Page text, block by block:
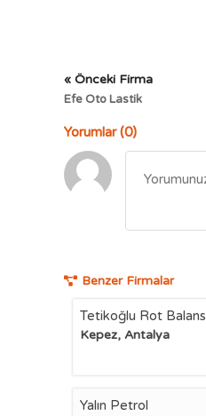
« Önceki Firma
Efe Oto Lastik
Yorumlar (0)
Benzer Firmalar
Tetikoğlu Rot Balans
Kepez, Antalya
Yalın Petrol